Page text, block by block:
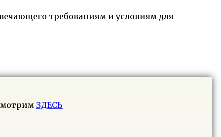
требованиям и условиям для
ЗДЕСЬ